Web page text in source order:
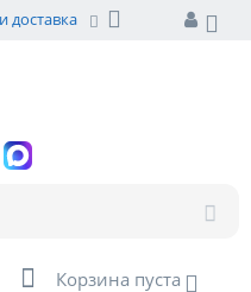
доставка
Корзина пуста